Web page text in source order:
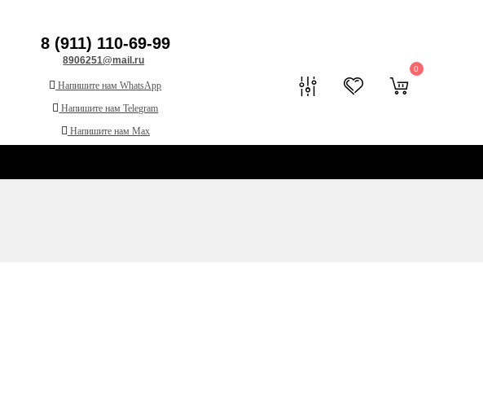
8 (911) 110-69-99
8906251@mail.ru
Напишите нам WhatsApp
Напишите нам Telegram
Напишите нам Max
0